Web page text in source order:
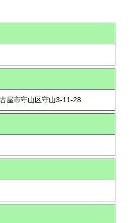
屋市守山区守山3-11-28